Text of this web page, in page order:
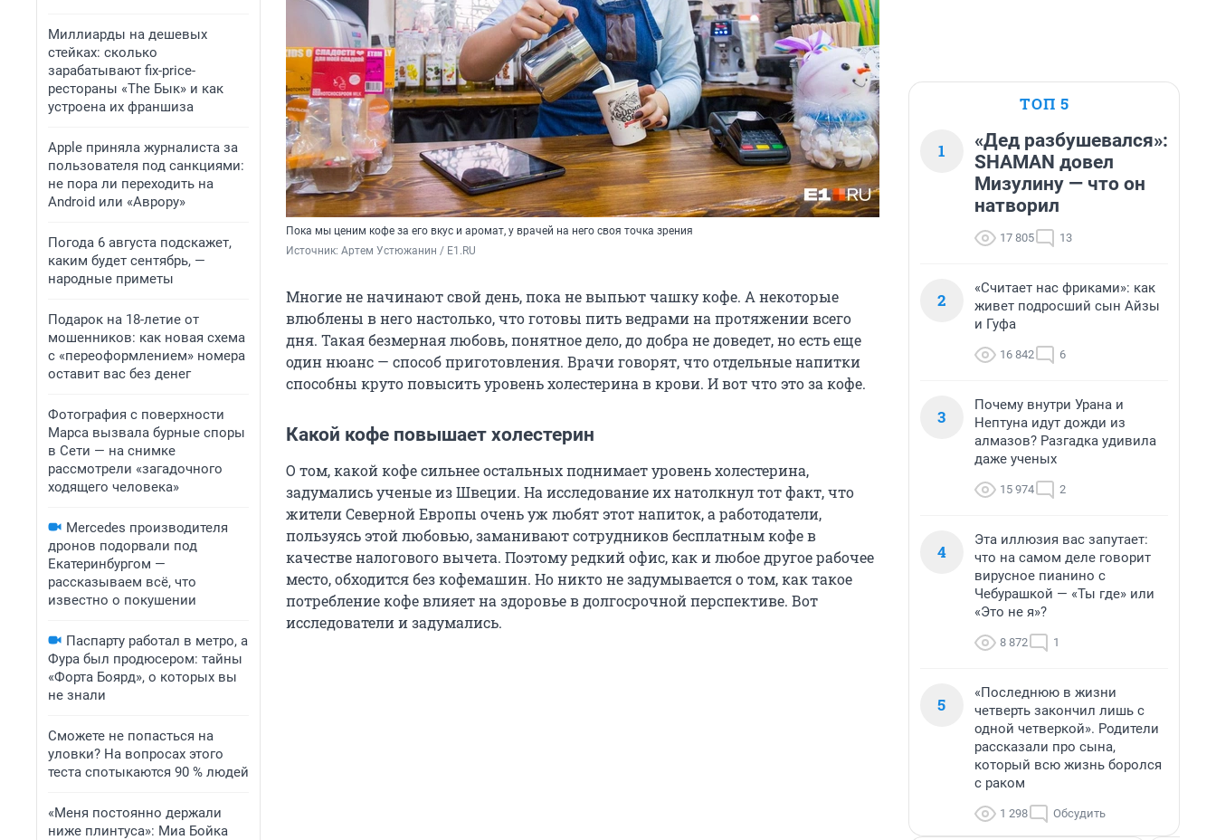
Миллиарды на дешевых
стейках: сколько
зарабатывают fix-price-
рестораны «The Бык» и как
устроена их франшиза
Apple приняла журналиста за
пользователя под санкциями:
не пора ли переходить на
Android или «Аврору»
Погода 6 августа подскажет,
каким будет сентябрь, —
народные приметы
Подарок на 18-летие от
мошенников: как новая схема
с «переоформлением» номера
оставит вас без денег
Фотография с поверхности
Марса вызвала бурные споры
в Сети — на снимке
рассмотрели «загадочного
ходящего человека»
Mercedes производителя
дронов подорвали под
Екатеринбургом —
рассказываем всё, что
известно о покушении
Паспарту работал в метро, а
Фура был продюсером: тайны
«Форта Боярд», о которых вы
не знали
Сможете не попасться на
уловки? На вопросах этого
теста спотыкаются 90 % людей
«Меня постоянно держали
ниже плинтуса»: Миа Бойка
Пока мы ценим кофе за его вкус и аромат, у врачей на него своя точка зрения
Источник: Артем Устюжанин / E1.RU
Многие не начинают свой день, пока не выпьют чашку кофе. А некоторые
влюблены в него настолько, что готовы пить ведрами на протяжении всего
дня. Такая безмерная любовь, понятное дело, до добра не доведет, но есть еще
один нюанс — способ приготовления. Врачи говорят, что отдельные напитки
способны круто повысить уровень холестерина в крови. И вот что это за кофе.
Какой кофе повышает холестерин
О том, какой кофе сильнее остальных поднимает уровень холестерина,
задумались ученые из Швеции. На исследование их натолкнул тот факт, что
жители Северной Европы очень уж любят этот напиток, а работодатели,
пользуясь этой любовью, заманивают сотрудников бесплатным кофе в
качестве налогового вычета. Поэтому редкий офис, как и любое другое рабочее
место, обходится без кофемашин. Но никто не задумывается о том, как такое
потребление кофе влияет на здоровье в долгосрочной перспективе. Вот
исследователи и задумались.
ТОП 5
1
«Дед разбушевался»:
SHAMAN довел
Мизулину — что он
натворил
17 805 13
2
«Считает нас фриками»: как
живет подросший сын Айзы
и Гуфа
16 842 6
3
Почему внутри Урана и
Нептуна идут дожди из
алмазов? Разгадка удивила
даже ученых
15 974 2
4
Эта иллюзия вас запутает:
что на самом деле говорит
вирусное пианино с
Чебурашкой — «Ты где» или
«Это не я»?
8 872 1
5
«Последнюю в жизни
четверть закончил лишь с
одной четверкой». Родители
рассказали про сына,
который всю жизнь боролся
с раком
1 298 Обсудить